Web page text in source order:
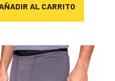
AL CARRITO